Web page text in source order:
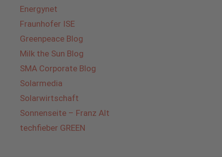
Energynet
Fraunhofer ISE
Greenpeace Blog
Milk the Sun Blog
SMA Corporate Blog
Solarmedia
Solarwirtschaft
Sonnenseite – Franz Alt
techfieber GREEN